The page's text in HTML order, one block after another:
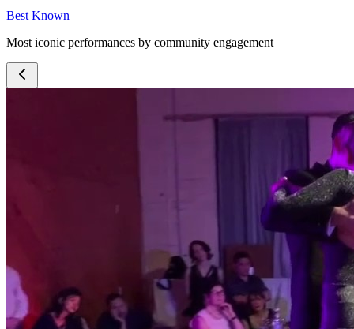
Best Known
Most iconic performances by community engagement